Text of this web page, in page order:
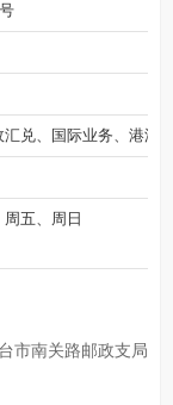
兑、国际业务、港澳
五、周日
市南关路邮政支局